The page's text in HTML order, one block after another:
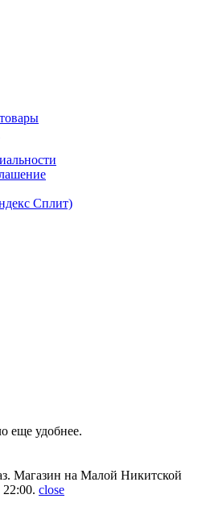
Сплит)
еще удобнее.
Магазин на Малой Никитской
close